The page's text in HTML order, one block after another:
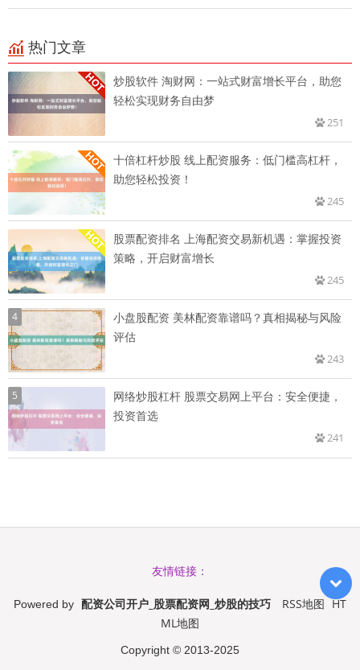
热门文章
炒股软件 淘财网：一站式财富增长平台，助您
轻松实现财务自由梦
251
十倍杠杆炒股 线上配资服务：低门槛高杠杆，
助您轻松投资！
245
股票配资排名 上海配资交易新机遇：掌握投资
策略，开启财富增长
245
4
小盘股配资 美林配资靠谱吗？真相揭秘与风险
评估
243
5
网络炒股杠杆 股票交易网上平台：安全便捷，
投资首选
241
友情链接：
Powered by 配资公司开户_股票配资网_炒股的技巧 RSS地图 HT
ML地图
Copyright © 2013-2025